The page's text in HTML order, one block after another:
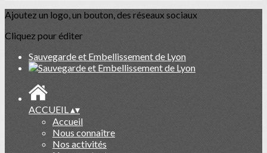
Ajoutez un logo, un bouton, des réseaux sociaux
Cliquez pour éditer
Sauvegarde et Embellissement de Lyon
ACCUEIL▴▾
Accueil
Nous connaître
Nos activités